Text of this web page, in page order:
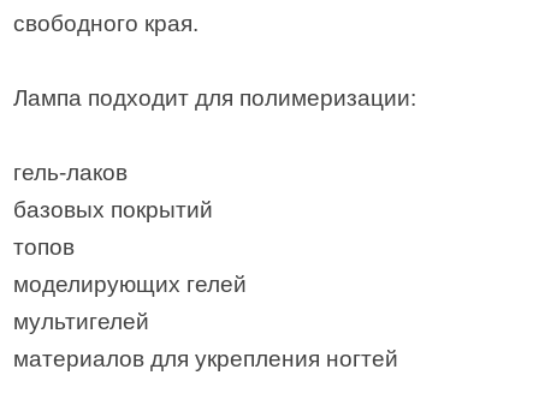
свободного края.
Лампа подходит для полимеризации:
гель-лаков
базовых покрытий
топов
моделирующих гелей
мультигелей
материалов для укрепления ногтей